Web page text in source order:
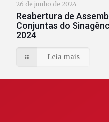
26 de junho de 2024
Reabertura de
Conjuntas do
2024
Leia mais